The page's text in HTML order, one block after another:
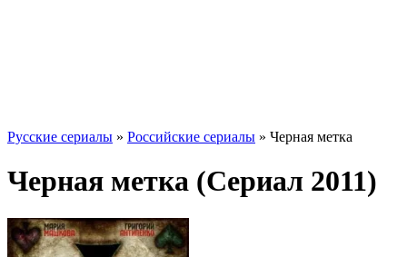
Русские сериалы » Российские сериалы » Черная метка
Черная метка (Сериал 2011)